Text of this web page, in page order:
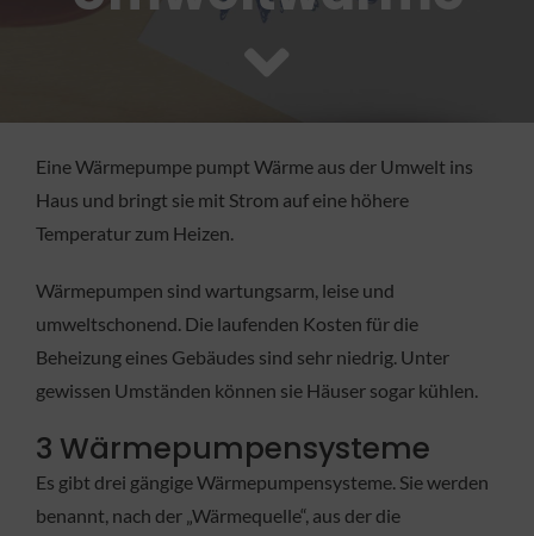
FACHBETRIEB
KONTAKT
Eine Wärmepumpe pumpt Wärme aus der Umwelt ins
Haus und bringt sie mit Strom auf eine höhere
Temperatur zum Heizen.
Wärmepumpen sind wartungsarm, leise und
umweltschonend. Die laufenden Kosten für die
Beheizung eines Gebäudes sind sehr niedrig. Unter
gewissen Umständen können sie Häuser sogar kühlen.
3 Wärmepumpensysteme
Es gibt drei gängige Wärmepumpensysteme. Sie werden
benannt, nach der „Wärmequelle“, aus der die